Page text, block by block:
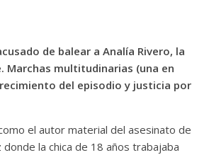
de balear a Analía Rivero, la
Marchas multitudinarias (una en
del episodio y justicia por
el autor material del asesinato de
la chica de 18 años trabajaba